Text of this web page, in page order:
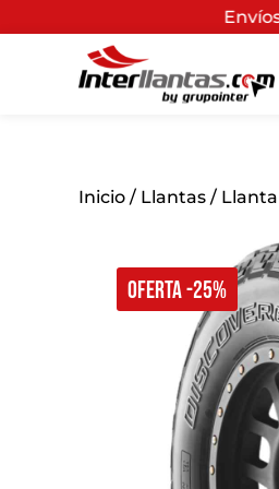
a todo
OFERTA -25%
Inicio / Llantas / Llanta